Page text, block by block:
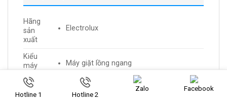
Hãng
sản
xuất
Electrolux
Kiểu
máy
giặt
Máy giặt lồng ngang
Năm ra
2024
Hotline 1 Hotline 2
Zalo Facebook